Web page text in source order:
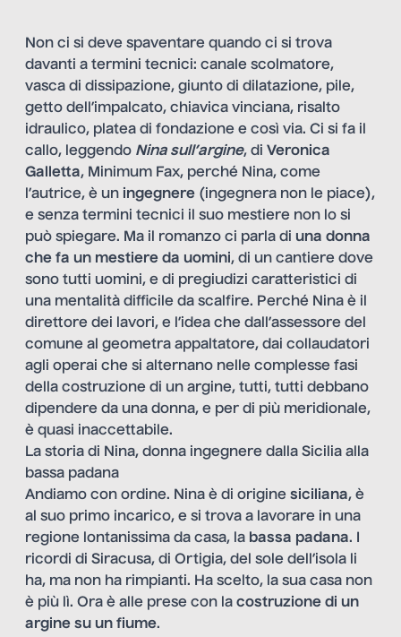
Non ci si deve spaventare quando ci si trova
davanti a termini tecnici: canale scolmatore,
vasca di dissipazione, giunto di dilatazione, pile,
getto dell’impalcato, chiavica vinciana, risalto
idraulico, platea di fondazione e così via. Ci si fa il
callo, leggendo Nina sull’argine, di Veronica
Galletta, Minimum Fax, perché Nina, come
l’autrice, è un ingegnere (ingegnera non le piace),
e senza termini tecnici il suo mestiere non lo si
può spiegare. Ma il romanzo ci parla di una donna
che fa un mestiere da uomini, di un cantiere dove
sono tutti uomini, e di pregiudizi caratteristici di
una mentalità difficile da scalfire. Perché Nina è il
direttore dei lavori, e l’idea che dall’assessore del
comune al geometra appaltatore, dai collaudatori
agli operai che si alternano nelle complesse fasi
della costruzione di un argine, tutti, tutti debbano
dipendere da una donna, e per di più meridionale,
è quasi inaccettabile.
La storia di Nina, donna ingegnere dalla Sicilia alla
bassa padana
Andiamo con ordine. Nina è di origine siciliana, è
al suo primo incarico, e si trova a lavorare in una
regione lontanissima da casa, la bassa padana. I
ricordi di Siracusa, di Ortigia, del sole dell’isola li
ha, ma non ha rimpianti. Ha scelto, la sua casa non
è più lì. Ora è alle prese con la costruzione di un
argine su un fiume.